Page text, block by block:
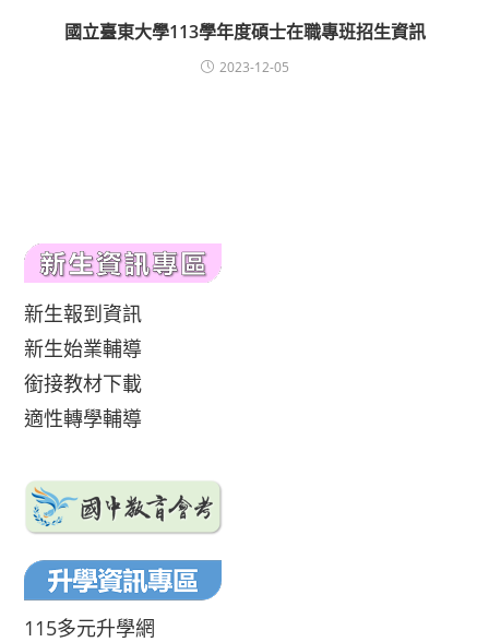
國立臺東大學113學年度碩士在職專班招生資訊
2023-12-05
新生報到資訊
新生始業輔導
銜接教材下載
適性轉學輔導
115多元升學網